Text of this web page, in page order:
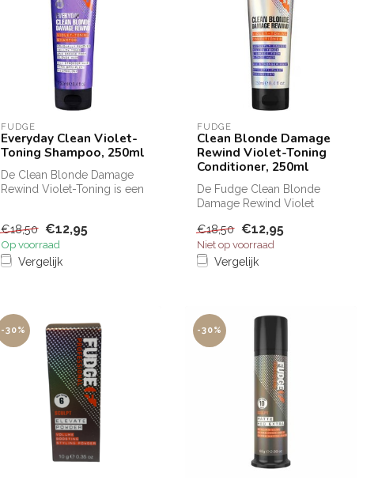
FUDGE
Everyday Clean Violet-
Toning Shampoo, 250ml
De Clean Blonde Damage
Rewind Violet-Toning is een
€18,50 €12,95
Op voorraad
Vergelijk
FUDGE
Clean Blonde Damage
Rewind Violet-Toning
Conditioner, 250ml
De Fudge Clean Blonde
Damage Rewind Violet
pigment...
€18,50 €12,95
Niet op voorraad
Vergelijk
-30% -30%